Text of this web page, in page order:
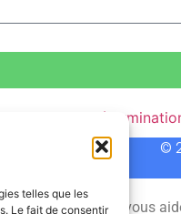
telles que les
Le fait de consentir
©
SMV permet de vous